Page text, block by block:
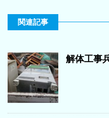
関連記事
解体工事